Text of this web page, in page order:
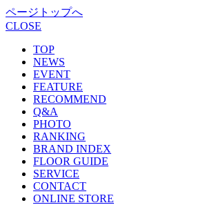
ページトップへ
CLOSE
TOP
NEWS
EVENT
FEATURE
RECOMMEND
Q&A
PHOTO
RANKING
BRAND INDEX
FLOOR GUIDE
SERVICE
CONTACT
ONLINE STORE